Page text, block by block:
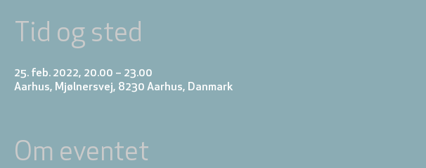
Tid og sted
25. feb. 2022, 20.00 – 23.00
Aarhus, Mjølnersvej, 8230 Aarhus, Danmark
Om eventet